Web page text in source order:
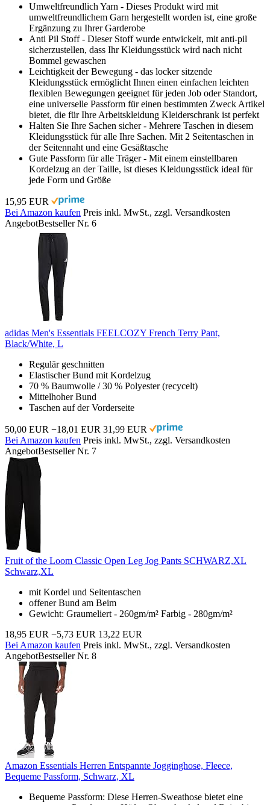
Umweltfreundlich Yarn - Dieses Produkt wird mit
umweltfreundlichem Garn hergestellt worden ist, eine große
Ergänzung zu Ihrer Garderobe
Anti Pil Stoff - Dieser Stoff wurde entwickelt, mit anti-pil
sicherzustellen, dass Ihr Kleidungsstück wird nach nicht
Bommel gewaschen
Leichtigkeit der Bewegung - das locker sitzende
Kleidungsstück ermöglicht Ihnen einen einfachen leichten
flexiblen Bewegungen geeignet für jeden Job oder Standort,
eine universelle Passform für einen bestimmten Zweck Artikel
bietet, die für Ihre Arbeitskleidung Kleiderschrank ist perfekt
Halten Sie Ihre Sachen sicher - Mehrere Taschen in diesem
Kleidungsstück für alle Ihre Sachen. Mit 2 Seitentaschen in
der Seitennaht und eine Gesäßtasche
Gute Passform für alle Träger - Mit einem einstellbaren
Kordelzug an der Taille, ist dieses Kleidungsstück ideal für
jede Form und Größe
15,95 EUR
Bei Amazon kaufen Preis inkl. MwSt., zzgl. Versandkosten
AngebotBestseller Nr. 6
adidas Men's Essentials FEELCOZY French Terry Pant,
Black/White, L
Regulär geschnitten
Elastischer Bund mit Kordelzug
70 % Baumwolle / 30 % Polyester (recycelt)
Mittelhoher Bund
Taschen auf der Vorderseite
50,00 EUR −18,01 EUR 31,99 EUR
Bei Amazon kaufen Preis inkl. MwSt., zzgl. Versandkosten
AngebotBestseller Nr. 7
Fruit of the Loom Classic Open Leg Jog Pants SCHWARZ,XL
Schwarz,XL
mit Kordel und Seitentaschen
offener Bund am Beim
Gewicht: Graumeliert - 260gm/m² Farbig - 280gm/m²
18,95 EUR −5,73 EUR 13,22 EUR
Bei Amazon kaufen Preis inkl. MwSt., zzgl. Versandkosten
AngebotBestseller Nr. 8
Amazon Essentials Herren Entspannte Jogginghose, Fleece,
Bequeme Passform, Schwarz, XL
Bequeme Passform: Diese Herren-Sweathose bietet eine